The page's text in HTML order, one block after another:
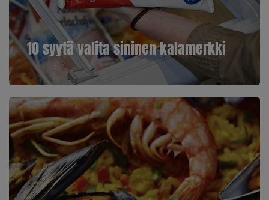
10 syytä valita sininen kalamerkki